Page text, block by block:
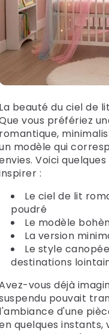
La beauté du ciel de
vous préfériez
romantique,
modèle qui
Voici
:
Le ciel de lit
poudré
Le modèle
La version
Le style
destinations
vous déjà
pouvait
l'ambiance d'une
quelques